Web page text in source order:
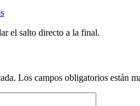
el salto directo a la final.
Los campos obligatorios están